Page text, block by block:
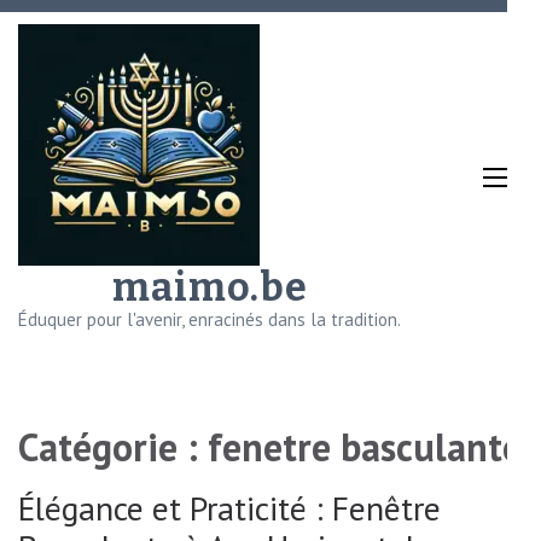
Aller
(Pressez
Entrée)
maimo.be
Éduquer pour l'avenir, enracinés dans la tradition.
Catégorie : fenetre basculante
Élégance et Praticité : Fenêtre